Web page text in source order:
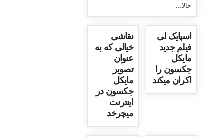
حالا...
اسپایک لی
فیلم جدید
مایکل
جکسون را
اکران میکند
نقاشی
خیالی که به
عنوان
تصویر
مایکل
جکسون در
اینترنت
میچرخد